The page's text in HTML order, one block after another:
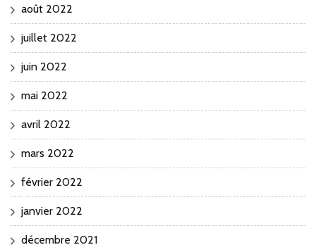
août 2022
juillet 2022
juin 2022
mai 2022
avril 2022
mars 2022
février 2022
janvier 2022
décembre 2021